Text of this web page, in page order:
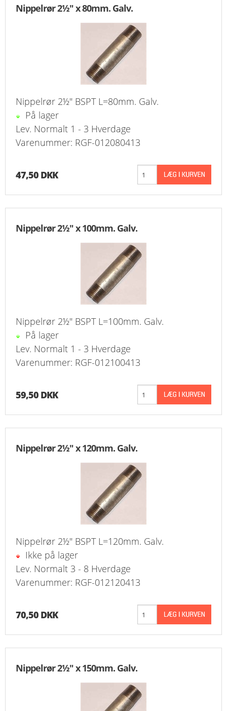
Nippelrør 2½" x 80mm. Galv.
Nippelrør 2½" BSPT L=80mm. Galv.
På lager
Lev. Normalt 1 - 3 Hverdage
Varenummer: RGF-012080413
47,50 DKK
Nippelrør 2½" x 100mm. Galv.
Nippelrør 2½" BSPT L=100mm. Galv.
På lager
Lev. Normalt 1 - 3 Hverdage
Varenummer: RGF-012100413
59,50 DKK
Nippelrør 2½" x 120mm. Galv.
Nippelrør 2½" BSPT L=120mm. Galv.
Ikke på lager
Lev. Normalt 3 - 8 Hverdage
Varenummer: RGF-012120413
70,50 DKK
Nippelrør 2½" x 150mm. Galv.